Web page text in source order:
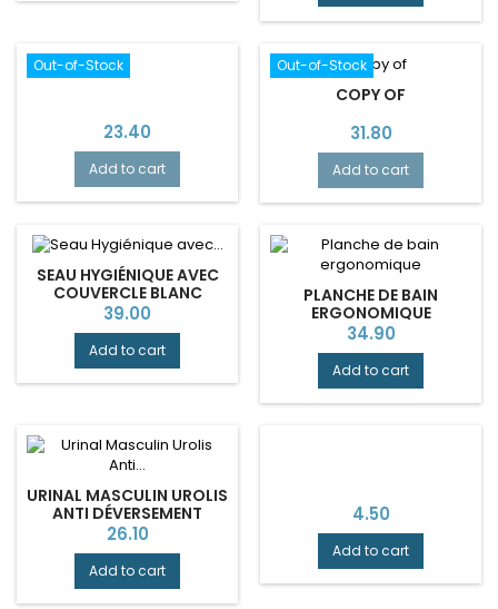
Out-of-Stock
Price
23.40
Add to cart
Out-of-Stock
COPY OF
Price
31.80
Add to cart
SEAU HYGIÉNIQUE AVEC
COUVERCLE BLANC
Price
39.00
Add to cart
PLANCHE DE BAIN
ERGONOMIQUE
Price
34.90
Add to cart
URINAL MASCULIN UROLIS
ANTI DÉVERSEMENT
Price
26.10
Add to cart
Price
4.50
Add to cart